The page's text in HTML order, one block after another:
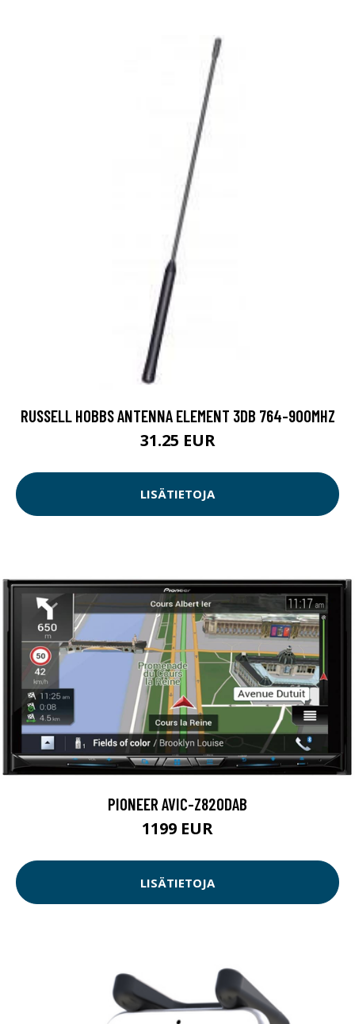
RUSSELL HOBBS ANTENNA ELEMENT 3DB 764-900MHZ
31.25 EUR
LISÄTIETOJA
PIONEER AVIC-Z820DAB
1199 EUR
LISÄTIETOJA